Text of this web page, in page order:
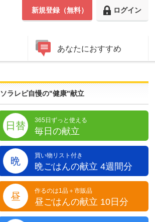
ログイン
新規登録（無料）
あなたにおすすめ
ソラレピ自慢の"健康"献立
日替 365日ずっと使える
毎日の献立
晩 買い物リスト付き
晩ごはんの献立 4週間分
昼 作るのは1品＋市販品
昼ごはんの献立 10日分